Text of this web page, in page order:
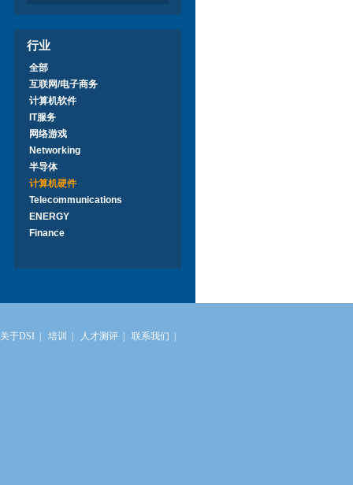
行业
全部
互联网/电子商务
计算机软件
IT服务
网络游戏
Networking
半导体
计算机硬件
Telecommunications
ENERGY
Finance
关于DSI 培训 人才测评 联系我们